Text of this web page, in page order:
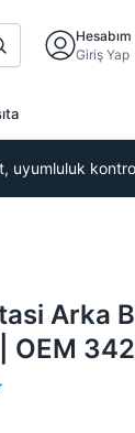
Hesabım
Giriş Yap
uyumluluk
Arka
OEM